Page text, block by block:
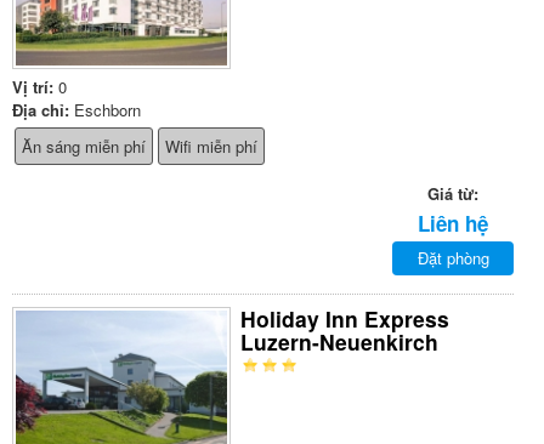
Vị trí: 0
Địa chỉ: Eschborn
Ăn sáng miễn phí
Wifi miễn phí
Giá từ:
Liên hệ
Đặt phòng
Holiday Inn Express
Luzern-Neuenkirch